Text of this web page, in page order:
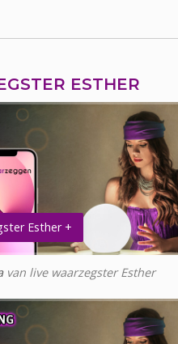
ESTHER
Esther +
van live waarzegster Esther